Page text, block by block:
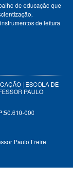
de educação que
de leitura
| ESCOLA DE
PAULO
000
Paulo Freire